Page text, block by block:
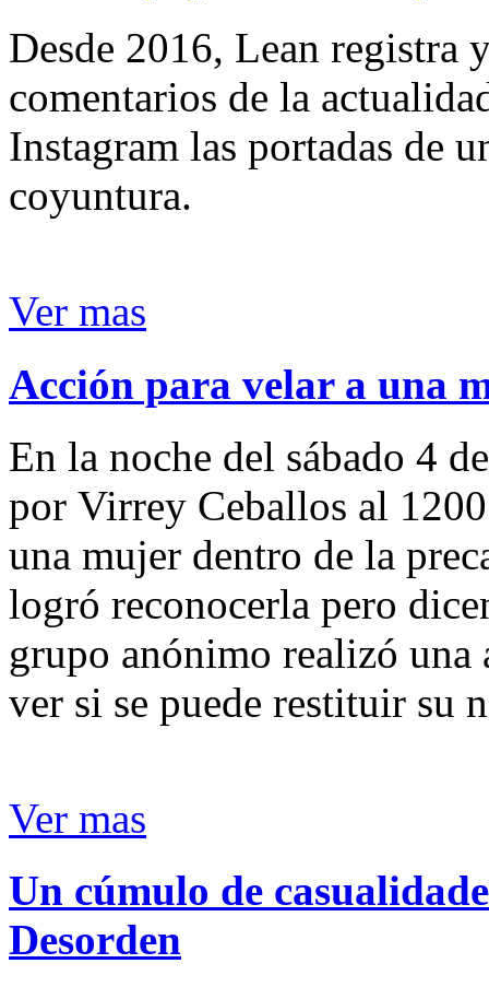
Desde 2016, Lean registra
comentarios de la
Instagram las portadas de
coyuntura.
Ver mas
Acción para velar a una
En la noche del sábado 4
por Virrey Ceballos al
una mujer dentro de la
logró reconocerla pero
grupo anónimo realizó
ver si se puede restituir su
Ver mas
Un cúmulo de
Desorden